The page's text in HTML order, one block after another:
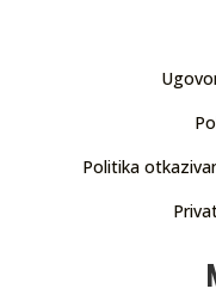
Politika